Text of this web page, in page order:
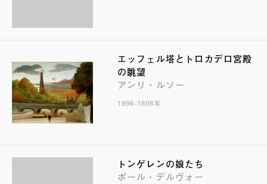
エッフェル塔とトロカデロ宮殿
の眺望
アンリ・ルソー
1896-1898年
トンゲレンの娘たち
ポール・デルヴォー